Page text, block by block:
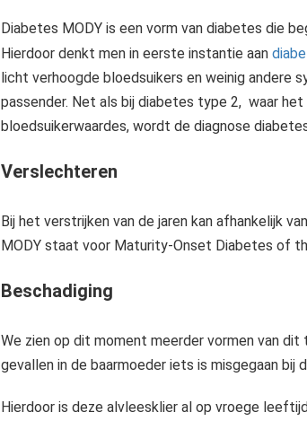
Diabetes MODY is een vorm van diabetes die
Hierdoor denkt men in eerste instantie aan
licht verhoogde bloedsuikers en weinig andere
passender. Net als bij diabetes type 2, waar
bloedsuikerwaardes, wordt de diagnose
Verslechteren
Bij het verstrijken van de jaren kan afhankelijk
MODY staat voor Maturity-Onset Diabetes of
Beschadiging
We zien op dit moment meerder vormen van
gevallen in de baarmoeder iets is misgegaan bij
Hierdoor is deze alvleesklier al op vroege